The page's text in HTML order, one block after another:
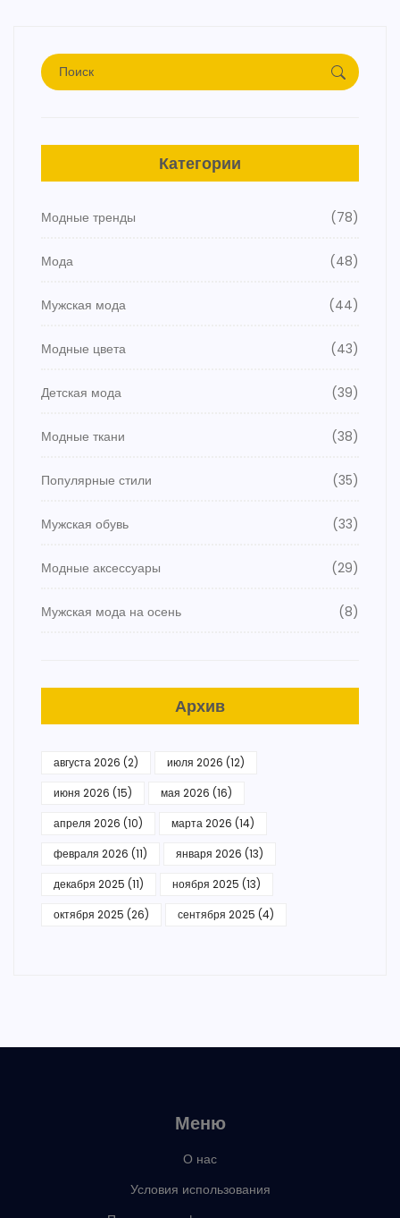
Категории
Модные тренды (78)
Мода (48)
Мужская мода (44)
Модные цвета (43)
Детская мода (39)
Модные ткани (38)
Популярные стили (35)
Мужская обувь (33)
Модные аксессуары (29)
Мужская мода на осень (8)
Архив
августа 2026 (2) июля 2026 (12)
июня 2026 (15) мая 2026 (16)
апреля 2026 (10) марта 2026 (14)
февраля 2026 (11) января 2026 (13)
декабря 2025 (11) ноября 2025 (13)
октября 2025 (26) сентября 2025 (4)
Меню
О нас
Условия использования